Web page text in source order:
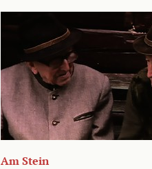
Am Stein